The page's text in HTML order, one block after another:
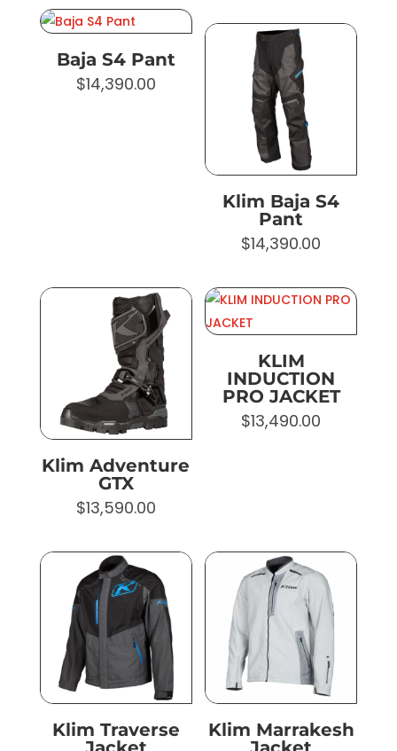
desde
$9,800.00
Baja S4 Pant
$14,390.00
Klim Baja S4
Pant
$14,390.00
Klim Adventure
GTX
$13,590.00
KLIM
INDUCTION
PRO JACKET
$13,490.00
Klim Traverse
Klim Marrakesh